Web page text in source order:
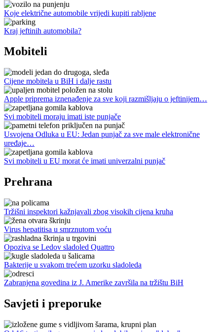
Koje električne automobile vrijedi kupiti rabljene
Kraj jeftinih automobila?
Mobiteli
Cijene mobitela u BiH i dalje rastu
Apple priprema iznenađenje za sve koji razmišljaju o jeftinijem…
Svi mobiteli moraju imati iste punjače
Usvojena Odluka u EU: Jedan punjač za sve male elektronične
uređaje…
Svi mobiteli u EU morat će imati univerzalni punjač
Prehrana
Tržišni inspektori kažnjavali zbog visokih cijena kruha
Virus hepatitisa u smrznutom voću
Opoziva se Ledov sladoled Quattro
Bakterije u svakom trećem uzorku sladoleda
Zabranjena govedina iz J. Amerike završila na tržištu BiH
Savjeti i preporuke